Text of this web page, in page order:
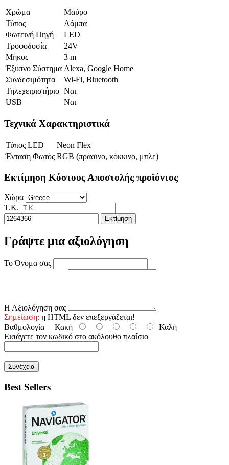
Χρώμα
Μαύρο
Τύπος
Λάμπα
Φωτεινή Πηγή
LED
Τροφοδοσία
24V
Μήκος
3 m
Έξυπνο Σύστημα Alexa, Google Home
Συνδεσιμότητα
Wi-Fi, Bluetooth
Τηλεχειριστήριο Ναι
USB
Ναι
Τεχνικά Χαρακτηριστικά
Τύπος LED
Neon Flex
Ένταση Φωτός RGB (πράσινο, κόκκινο, μπλε)
Εκτίμηση Κόστους Αποστολής προϊόντος
Χώρα
Τ.Κ.
Εκτίμηση
Γράψτε μια αξιολόγηση
Το Όνομα σας
Η Αξιολόγηση σας
Σημείωση: η HTML δεν επεξεργάζεται!
Βαθμολογία Κακή
Καλή
Εισάγετε τον κωδικό στο ακόλουθο πλαίσιο
Συνέχεια
Best Sellers